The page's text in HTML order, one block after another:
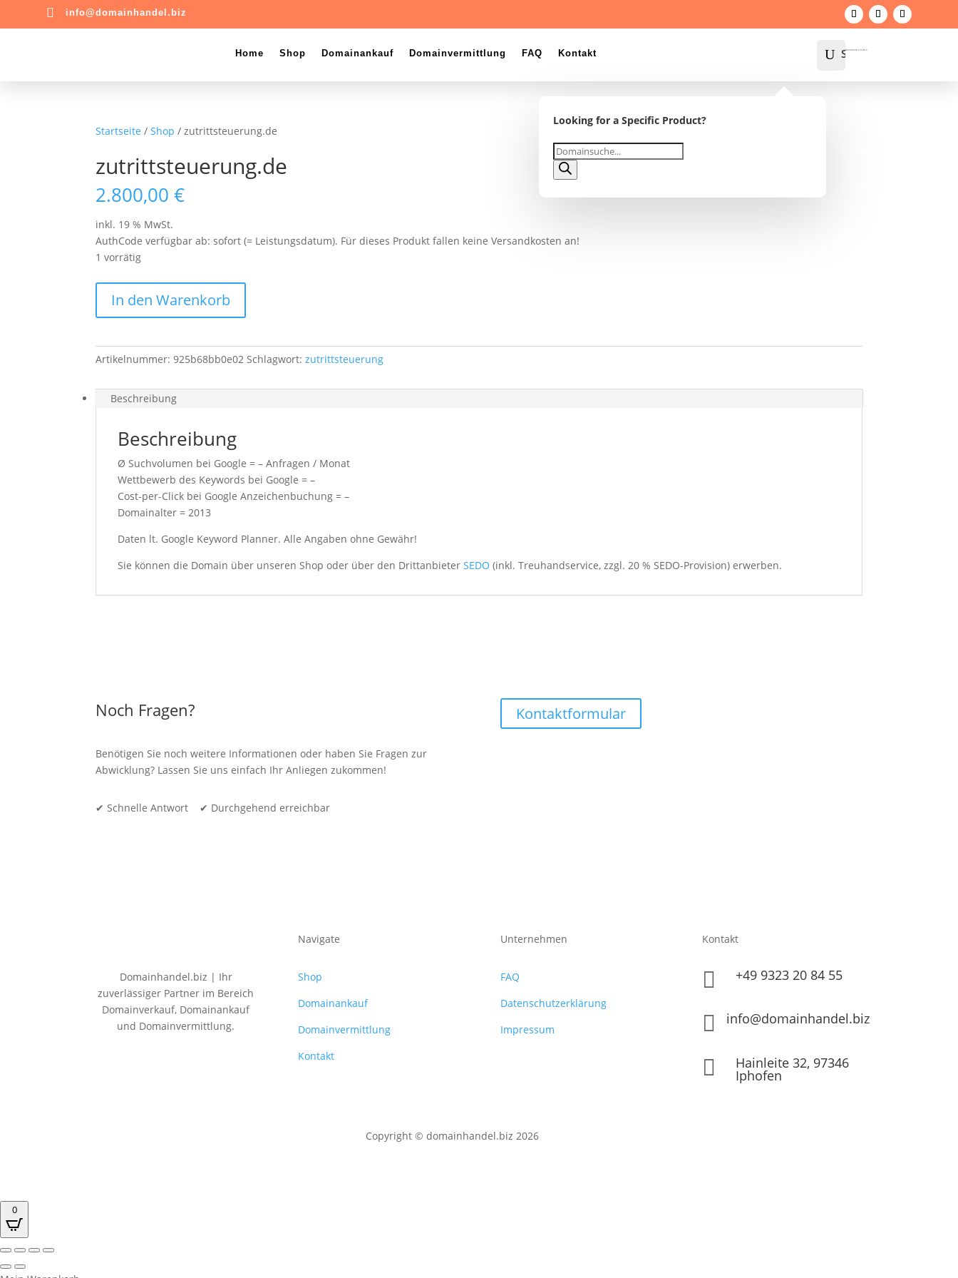
 info@domainhandel.biz
Home Shop Domainankauf Domainvermittlung FAQ Kontakt U Suche
Warenkorb 0 0,00 €
Looking for a Specific Product?
Products
search
Startseite /Shop / zutrittsteuerung.de
zutrittsteuerung.de
2.800,00€
inkl. 19 % MwSt.
AuthCode verfügbar ab: sofort (= Leistungsdatum). Für dieses Produkt fallen keine Versandkosten an!
1 vorrätig
MengeIn den Warenkorb
Artikelnummer:925b68bb0e02 Schlagwort:zutrittsteuerung
Beschreibung
Beschreibung
Ø Suchvolumen bei Google = – Anfragen / Monat
Wettbewerb des Keywords bei Google = –
Cost-per-Click bei Google Anzeichenbuchung = –
Domainalter = 2013
Daten lt. Google Keyword Planner. Alle Angaben ohne Gewähr!
Sie können die Domain über unseren Shop oder über den DrittanbieterSEDO (inkl. Treuhandservice, zzgl. 20 % SEDO-Provision) erwerben.
Noch Fragen?
Benötigen Sie noch weitere Informationen oder haben Sie Fragen zur
Abwicklung? Lassen Sie uns einfach Ihr Anliegen zukommen!
✔ Schnelle Antwort ✔ Durchgehend erreichbar
Kontaktformular
Domainhandel.biz | Ihr
zuverlässiger Partner im Bereich
Domainverkauf, Domainankauf
und Domainvermittlung.
Navigate
Shop
Domainankauf
Domainvermittlung
Kontakt
Unternehmen
FAQ
Datenschutzerklärung
Impressum
Kontakt
 +49 9323 20 84 55
 info@domainhandel.biz
 Hainleite 32, 97346
Iphofen
Copyright © domainhandel.biz 2026
0